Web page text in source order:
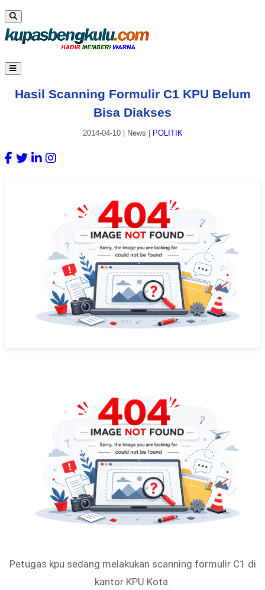
Hasil Scanning Formulir C1 KPU Belum
Bisa Diakses
2014-04-10| News POLITIK
Petugas kpu sedang melakukan scanning formulir C1 di
kantor KPU Kota.